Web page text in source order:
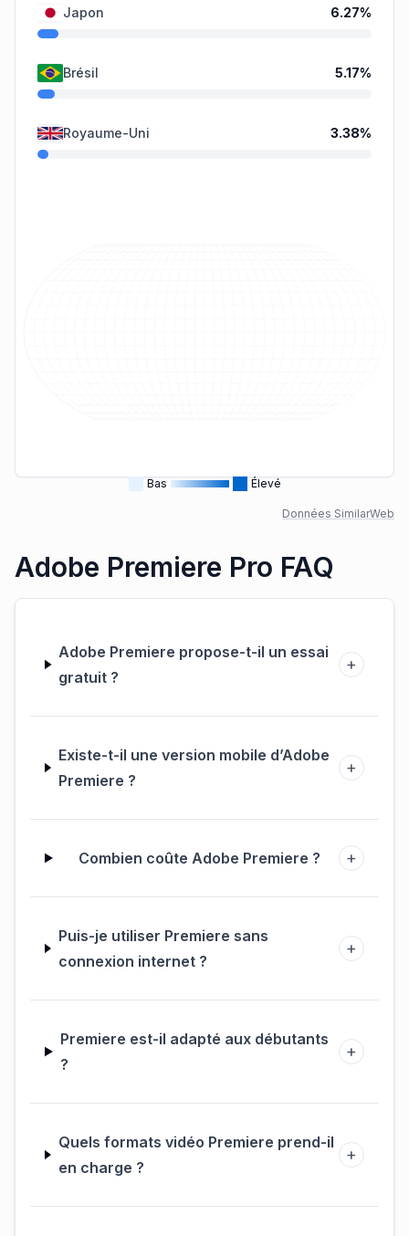
Japon 6.27%
Brésil 5.17%
Royaume-Uni 3.38%
Bas Élevé
Données SimilarWeb
Adobe Premiere Pro FAQ
Adobe Premiere propose-t-il un essai
gratuit ?
+
Existe-t-il une version mobile d’Adobe
Premiere ?
+
Combien coûte Adobe Premiere ? +
Puis-je utiliser Premiere sans
connexion internet ?
+
Premiere est-il adapté aux débutants
?
+
Quels formats vidéo Premiere prend-il
en charge ?
+